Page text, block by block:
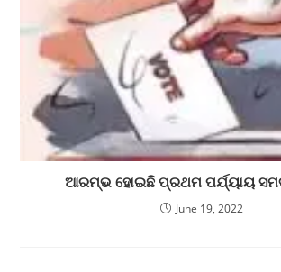
ଆରମ୍ଭ ହୋଇଛି ପ୍ରଥମ ପର୍ଯ୍ୟାୟ
June 19, 2022